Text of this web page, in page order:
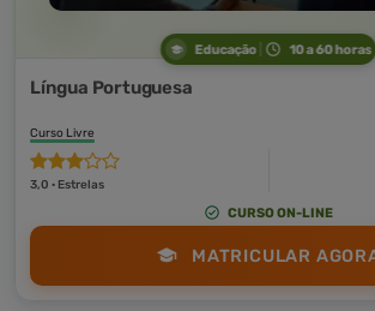
Educação 10 a 60 horas
Língua Portuguesa
Curso Livre
3,0 · Estrelas
CURSO ON-LINE
MATRICULAR